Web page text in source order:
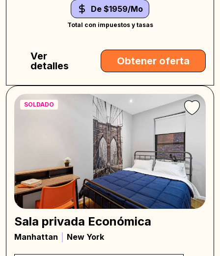
De $1959/Mo
Total con impuestos y tasas
Ver
detalles
Obtener oferta
SOLDADO
Sala privada Económica
Manhattan New York